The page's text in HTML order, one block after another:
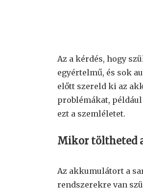
Az a kérdés, hogy
egyértelmű, és sok
előtt szereld ki az
problémákat,
ezt a szemléletet.
Mikor töltheted
Az akkumulátort a
rendszerekre van